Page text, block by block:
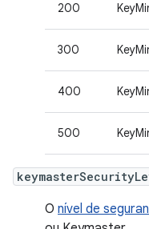
200
300
400
500
O nível de